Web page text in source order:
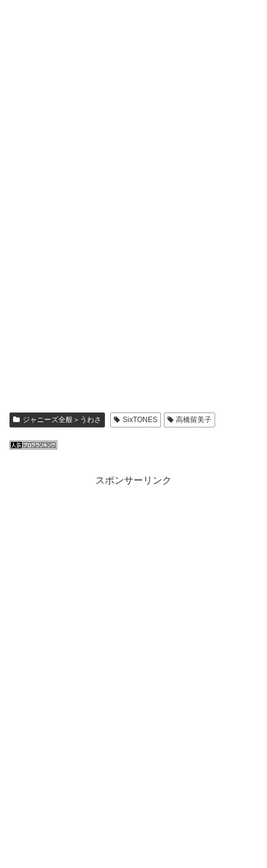
ジャニーズ全般＞うわさ SixTONES 高橋留美子
スポンサーリンク